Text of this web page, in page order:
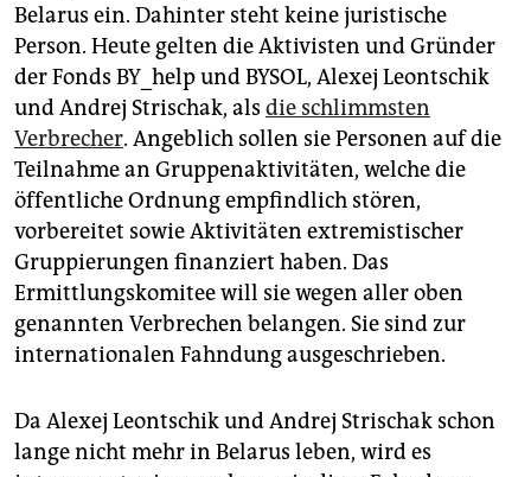
Belarus ein. Dahinter steht keine juristische
Person. Heute gelten die Aktivisten und Gründer
der Fonds BY_help und BYSOL, Alexej Leontschik
und Andrej Strischak, als die schlimmsten
Verbrecher. Angeblich sollen sie Personen auf die
Teilnahme an Gruppenaktivitäten, welche die
öffentliche Ordnung empfindlich stören,
vorbereitet sowie Aktivitäten extremistischer
Gruppierungen finanziert haben. Das
Ermittlungskomitee will sie wegen aller oben
genannten Verbrechen belangen. Sie sind zur
internationalen Fahndung ausgeschrieben.
Da Alexej Leontschik und Andrej Strischak schon
lange nicht mehr in Belarus leben, wird es